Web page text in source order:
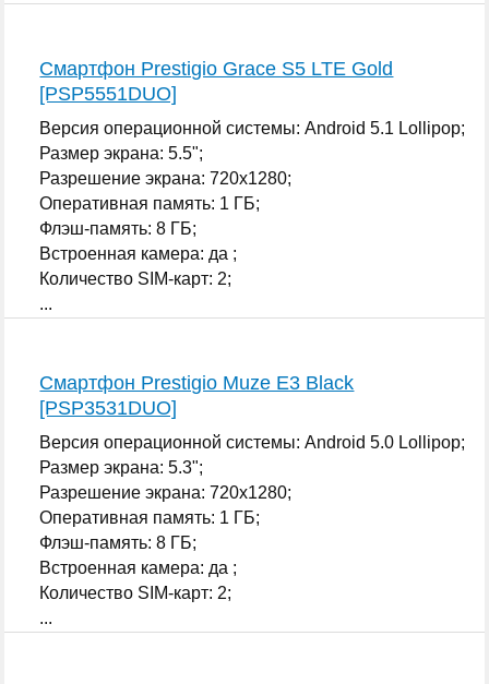
Смартфон Prestigio Grace S5 LTE Gold
[PSP5551DUO]
Версия операционной системы: Android 5.1 Lollipop;
Размер экрана: 5.5";
Разрешение экрана: 720x1280;
Оперативная память: 1 ГБ;
Флэш-память: 8 ГБ;
Встроенная камера: да ;
Количество SIM-карт: 2;
...
Смартфон Prestigio Muze E3 Black
[PSP3531DUO]
Версия операционной системы: Android 5.0 Lollipop;
Размер экрана: 5.3";
Разрешение экрана: 720x1280;
Оперативная память: 1 ГБ;
Флэш-память: 8 ГБ;
Встроенная камера: да ;
Количество SIM-карт: 2;
...